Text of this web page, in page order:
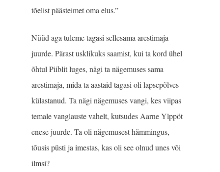
tõelist päästeimet oma elus.”
Nüüd aga tuleme tagasi sellesama arestimaja
juurde. Pärast usklikuks saamist, kui ta kord ühel
õhtul Piiblit luges, nägi ta nägemuses sama
arestimaja, mida ta aastaid tagasi oli lapsepõlves
külastanud. Ta nägi nägemuses vangi, kes viipas
temale vanglauste vahelt, kutsudes Aarne Ylppöt
enese juurde. Ta oli nägemusest hämmingus,
tõusis püsti ja imestas, kas oli see olnud unes või
ilmsi?